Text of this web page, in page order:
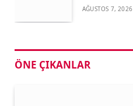
AĞUSTOS 7, 2026
ÖNE ÇIKANLAR